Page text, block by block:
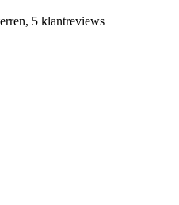
5 klantreviews